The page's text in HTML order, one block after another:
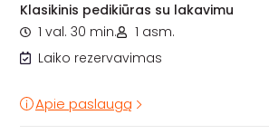
Klasikinis pedikiūras su lakavimu
1 val. 30 min.
1 asm.
Laiko rezervavimas
Apie paslaugą